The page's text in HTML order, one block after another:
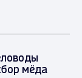
мёда